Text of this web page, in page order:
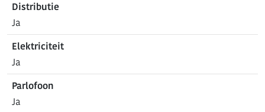
Distributie
Ja
Elektriciteit
Ja
Parlofoon
Ja